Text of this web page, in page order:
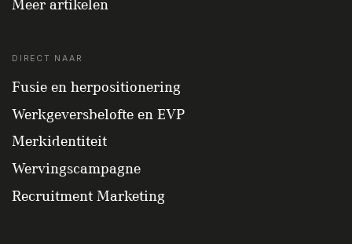
Meer artikelen
DIRECT NAAR
Fusie en herpositionering
Werkgeversbelofte en EVP
Merkidentiteit
Wervingscampagne
Recruitment Marketing